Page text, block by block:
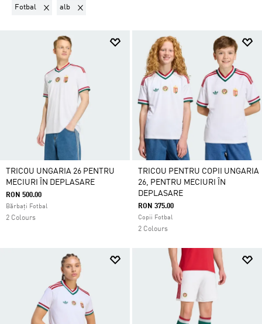
Fotbal Elimină filtrul Sortat momentan după SPORTURI: Fotbal
alb Elimină filtrul Sortat momentan după CULOARE: alb
TRICOU UNGARIA 26 PENTRU
MECIURI ÎN DEPLASARE
RON 500.00
Bărbați Fotbal
2 Colours
TRICOU PENTRU COPII UNGARIA
26, PENTRU MECIURI ÎN
DEPLASARE
RON 375.00
Copii Fotbal
2 Colours